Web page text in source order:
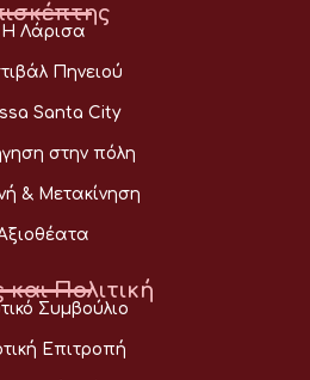
Η Λάρισα
Πηνειού
Santa City
στην πόλη
& Μετακίνηση
Πολιτική
Συμβούλιο
Επιτροπή